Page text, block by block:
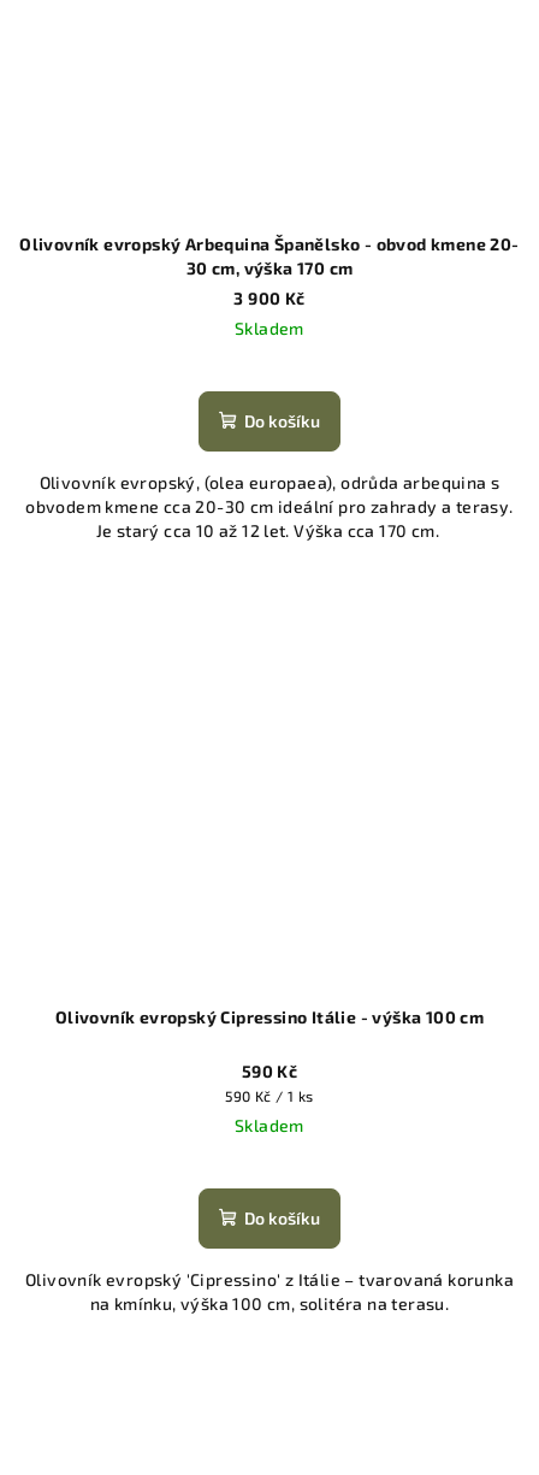
Olivovník evropský Arbequina Španělsko - obvod kmene 20-
30 cm, výška 170 cm
3 900 Kč
Skladem
Do košíku
Olivovník evropský, (olea europaea), odrůda arbequina s
obvodem kmene cca 20-30 cm ideální pro zahrady a terasy.
Je starý cca 10 až 12 let. Výška cca 170 cm.
Olivovník evropský Cipressino Itálie - výška 100 cm
590 Kč
Měrná
cena:
590 Kč / 1 ks
Skladem
Do košíku
Olivovník evropský 'Cipressino' z Itálie – tvarovaná korunka
na kmínku, výška 100 cm, solitéra na terasu.